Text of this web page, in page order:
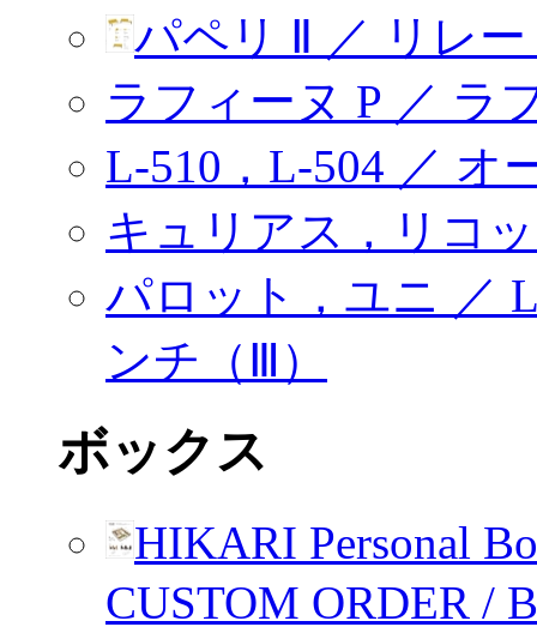
パペリ Ⅱ ／ リレ
ラフィーヌ P ／ ラ
L-510，L-504 ／ オ
キュリアス，リコ
パロット，ユニ ／
ンチ（Ⅲ）
ボックス
HIKARI Personal
CUSTOM ORDER /